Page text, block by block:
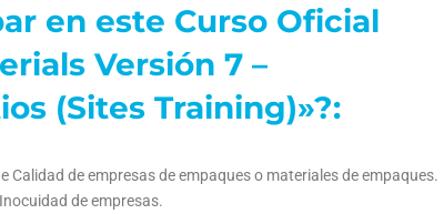
en este Curso Oficial
Versión 7 –
(Sites Training)»?:
de empresas de empaques o materiales de empaques.
de empresas.